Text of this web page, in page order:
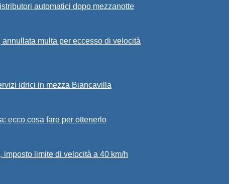
automatici dopo mezzanotte
multa per eccesso di velocità
idrici in mezza Biancavilla
ecco cosa fare per ottenerlo
limite di velocità a 40 km/h